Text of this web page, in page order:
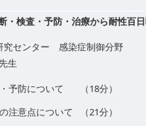
・検査・予防・治療から耐性百
究センター 感染症制御分野
生
予防について
（18分）
注意点について
（21分）